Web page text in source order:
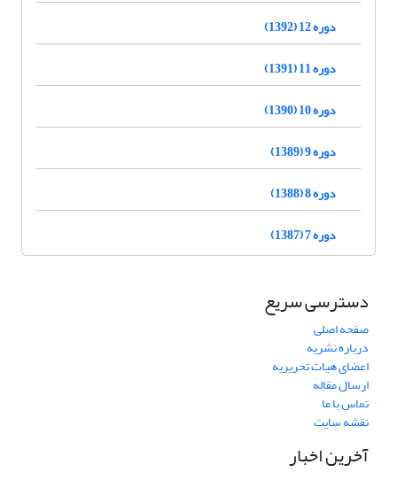
دوره 12 (1392)
دوره 11 (1391)
دوره 10 (1390)
دوره 9 (1389)
دوره 8 (1388)
دوره 7 (1387)
دسترسی سریع
صفحه اصلی
درباره نشریه
اعضای هیات تحریریه
ارسال مقاله
تماس با ما
نقشه سایت
آخرین اخبار